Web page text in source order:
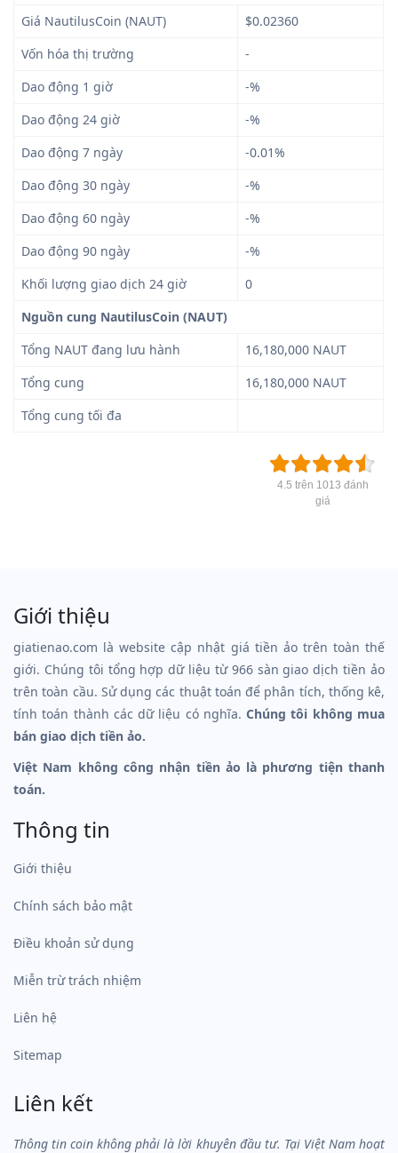
Giá NautilusCoin (NAUT)
$0.02360
Vốn hóa thị trường
-
Dao động 1 giờ
-%
Dao động 24 giờ
-%
Dao động 7 ngày
-0.01%
Dao động 30 ngày
-%
Dao động 60 ngày
-%
Dao động 90 ngày
-%
Khối lượng giao dịch 24 giờ
0
Nguồn cung NautilusCoin (NAUT)
Tổng NAUT đang lưu hành
16,180,000 NAUT
Tổng cung
16,180,000 NAUT
Tổng cung tối đa
4.5 trên 1013 đánh
giá
Giới thiệu
giatienao.com là website cập nhật giá tiền ảo trên toàn thế
giới. Chúng tôi tổng hợp dữ liệu từ 966 sàn giao dịch tiền ảo
trên toàn cầu. Sử dụng các thuật toán để phân tích, thống kê,
tính toán thành các dữ liệu có nghĩa.Chúng tôi không mua
bán giao dịch tiền ảo.
Việt Nam không công nhận tiền ảo là phương tiện thanh
toán.
Thông tin
Giới thiệu
Chính sách bảo mật
Điều khoản sử dụng
Miễn trừ trách nhiệm
Liên hệ
Sitemap
Liên kết
Thông tin coin không phải là lời khuyên đầu tư. Tại Việt Nam hoạt